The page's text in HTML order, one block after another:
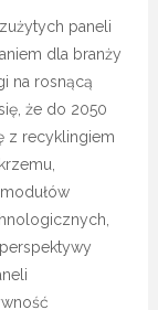
paneli
dla branży
na rosnącą
że do 2050
z recyklingiem